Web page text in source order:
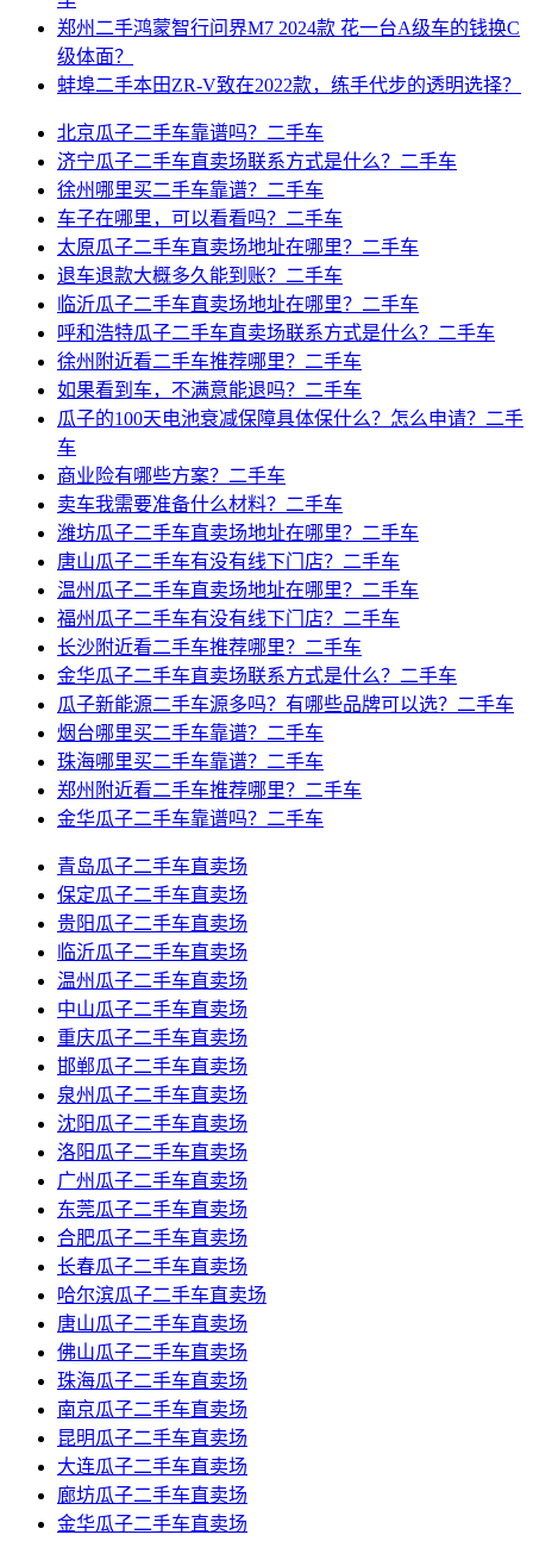
郑州二手鸿蒙智行问界M7 2024款 花一台A级车的钱换C
级体面？
蚌埠二手本田ZR-V致在2022款，练手代步的透明选择？
北京瓜子二手车靠谱吗？二手车
济宁瓜子二手车直卖场联系方式是什么？二手车
徐州哪里买二手车靠谱？二手车
车子在哪里，可以看看吗？二手车
太原瓜子二手车直卖场地址在哪里？二手车
退车退款大概多久能到账？二手车
临沂瓜子二手车直卖场地址在哪里？二手车
呼和浩特瓜子二手车直卖场联系方式是什么？二手车
徐州附近看二手车推荐哪里？二手车
如果看到车，不满意能退吗？二手车
瓜子的100天电池衰减保障具体保什么？怎么申请？二手
车
商业险有哪些方案？二手车
卖车我需要准备什么材料？二手车
潍坊瓜子二手车直卖场地址在哪里？二手车
唐山瓜子二手车有没有线下门店？二手车
温州瓜子二手车直卖场地址在哪里？二手车
福州瓜子二手车有没有线下门店？二手车
长沙附近看二手车推荐哪里？二手车
金华瓜子二手车直卖场联系方式是什么？二手车
瓜子新能源二手车源多吗？有哪些品牌可以选？二手车
烟台哪里买二手车靠谱？二手车
珠海哪里买二手车靠谱？二手车
郑州附近看二手车推荐哪里？二手车
金华瓜子二手车靠谱吗？二手车
青岛瓜子二手车直卖场
保定瓜子二手车直卖场
贵阳瓜子二手车直卖场
临沂瓜子二手车直卖场
温州瓜子二手车直卖场
中山瓜子二手车直卖场
重庆瓜子二手车直卖场
邯郸瓜子二手车直卖场
泉州瓜子二手车直卖场
沈阳瓜子二手车直卖场
洛阳瓜子二手车直卖场
广州瓜子二手车直卖场
东莞瓜子二手车直卖场
合肥瓜子二手车直卖场
长春瓜子二手车直卖场
哈尔滨瓜子二手车直卖场
唐山瓜子二手车直卖场
佛山瓜子二手车直卖场
珠海瓜子二手车直卖场
南京瓜子二手车直卖场
昆明瓜子二手车直卖场
大连瓜子二手车直卖场
廊坊瓜子二手车直卖场
金华瓜子二手车直卖场